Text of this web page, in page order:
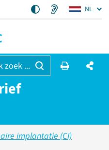
NL
zoek ...
implantatie (CI)